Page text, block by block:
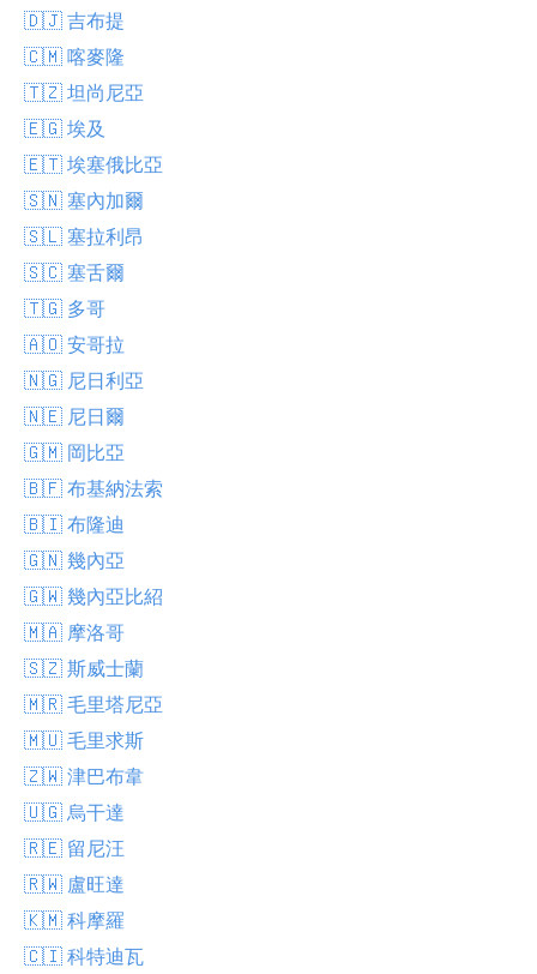
🇩🇯 吉布提
🇨🇲 喀麥隆
🇹🇿 坦尚尼亞
🇪🇬 埃及
🇪🇹 埃塞俄比亞
🇸🇳 塞內加爾
🇸🇱 塞拉利昂
🇸🇨 塞舌爾
🇹🇬 多哥
🇦🇴 安哥拉
🇳🇬 尼日利亞
🇳🇪 尼日爾
🇬🇲 岡比亞
🇧🇫 布基納法索
🇧🇮 布隆迪
🇬🇳 幾內亞
🇬🇼 幾內亞比紹
🇲🇦 摩洛哥
🇸🇿 斯威士蘭
🇲🇷 毛里塔尼亞
🇲🇺 毛里求斯
🇿🇼 津巴布韋
🇺🇬 烏干達
🇷🇪 留尼汪
🇷🇼 盧旺達
🇰🇲 科摩羅
🇨🇮 科特迪瓦